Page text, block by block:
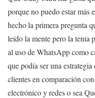
porque no puedo estar más
hecho la primera pregunta
leído la mente pero la tenía
al uso de WhatsApp como
que podía ser una
clientes en comparación
electrónico y redes o sea